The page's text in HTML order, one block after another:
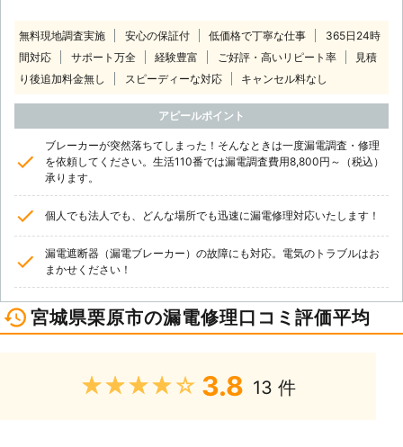
無料現地調査実施 安心の保証付 低価格で丁寧な仕事
365日24時
間対応
サポート万全 経験豊富 ご好評・高いリピート率
見積
り後追加料金無し
スピーディーな対応 キャンセル料なし
アピールポイント
ブレーカーが突然落ちてしまった！そんなときは一度漏電調査・修理
を依頼してください。生活110番では漏電調査費用8,800円～（税込）
承ります。
個人でも法人でも、どんな場所でも迅速に漏電修理対応いたします！
漏電遮断器（漏電ブレーカー）の故障にも対応。電気のトラブルはお
まかせください！
宮城県栗原市の漏電修理口コミ評価平均
★★★★★ 3.8 13 件